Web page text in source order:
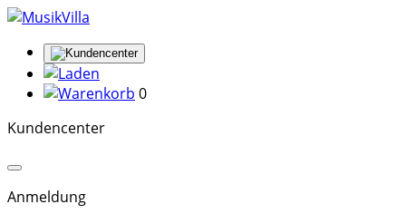
0
Kundencenter
Anmeldung